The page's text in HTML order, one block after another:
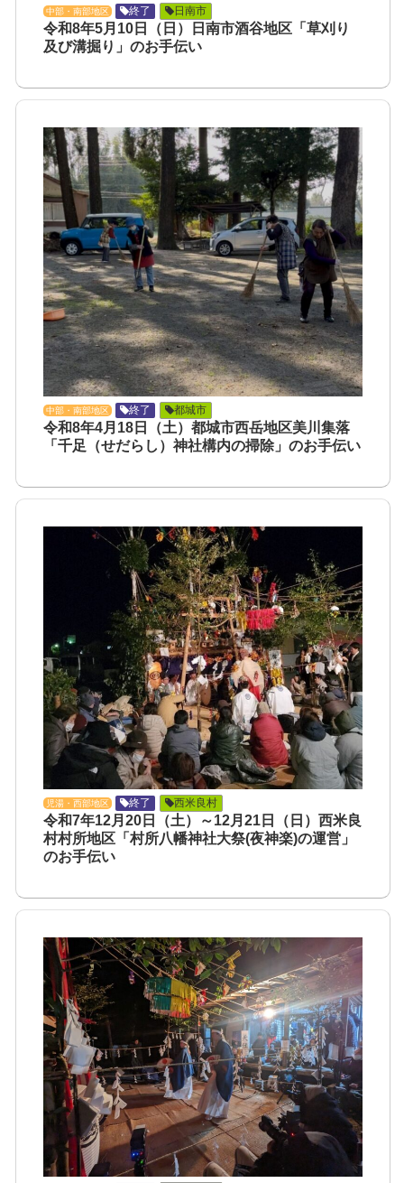
中部・南部地区 終了 日南市
令和8年5月10日（日）日南市酒谷地区「草刈り
及び溝掘り」のお手伝い
中部・南部地区 終了 都城市
令和8年4月18日（土）都城市西岳地区美川集落
「千足（せだらし）神社構内の掃除」のお手伝い
児湯・西部地区 終了 西米良村
令和7年12月20日（土）～12月21日（日）西米良
村村所地区「村所八幡神社大祭(夜神楽)の運営」
のお手伝い